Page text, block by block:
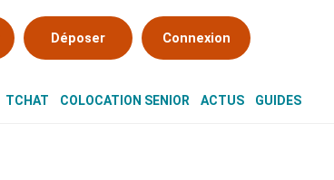
Déposer Connexion
TCHAT COLOCATION SENIOR ACTUS GUIDES